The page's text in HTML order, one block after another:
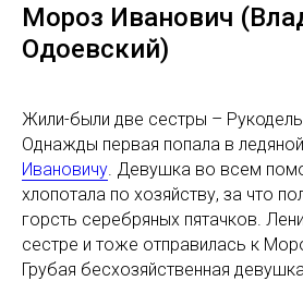
Мороз Иванович
Одоевский)
Жили-были две сестры –
Однажды первая попала в
Ивановичу. Девушка во всем
хлопотала по хозяйству, за что
горсть серебряных пятачков.
сестре и тоже отправилась к
Грубая бесхозяйственная